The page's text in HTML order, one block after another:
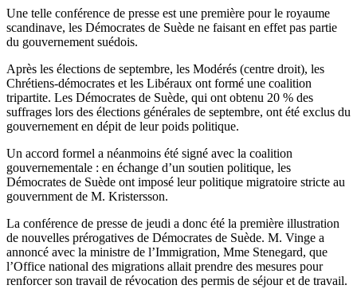
Une telle conférence de presse est une première pour le royaume
scandinave, les Démocrates de Suède ne faisant en effet pas partie
du gouvernement suédois.
Après les élections de septembre, les Modérés (centre droit), les
Chrétiens-démocrates et les Libéraux ont formé une coalition
tripartite. Les Démocrates de Suède, qui ont obtenu 20 % des
suffrages lors des élections générales de septembre, ont été exclus du
gouvernement en dépit de leur poids politique.
Un accord formel a néanmoins été signé avec la coalition
gouvernementale : en échange d’un soutien politique, les
Démocrates de Suède ont imposé leur politique migratoire stricte au
gouvernment de M. Kristersson.
La conférence de presse de jeudi a donc été la première illustration
de nouvelles prérogatives de Démocrates de Suède. M. Vinge a
annoncé avec la ministre de l’Immigration, Mme Stenegard, que
l’Office national des migrations allait prendre des mesures pour
renforcer son travail de révocation des permis de séjour et de travail.